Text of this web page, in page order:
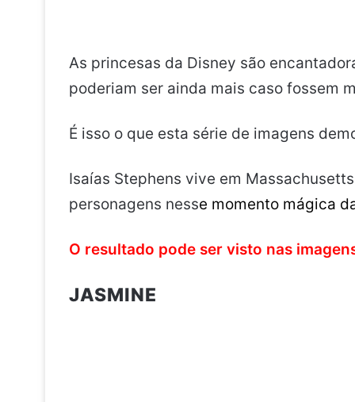
As princesas da Disney são
poderiam ser ainda mais caso fossem
É isso o que esta série de imagens
Isaías Stephens vive em
personagens nesse momento mágica
O resultado pode ser visto nas
JASMINE